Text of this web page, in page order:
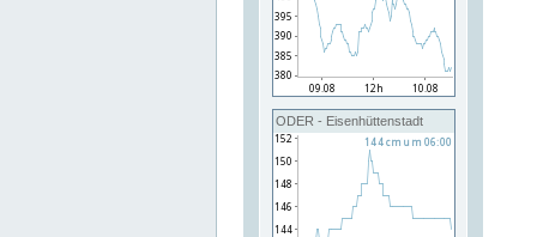
ODER - Eisenhüttenstadt